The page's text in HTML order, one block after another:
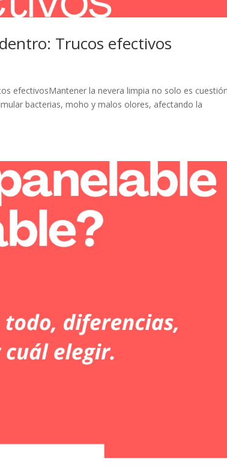
Trucos efectivos
efectivosMantener la nevera limpia no solo es
bacterias, moho y malos olores, afectando la